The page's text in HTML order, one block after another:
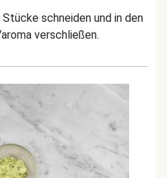
schneiden und in den
verschließen.